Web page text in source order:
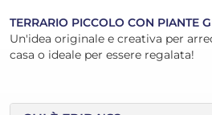
TERRARIO PICCOLO CON PIANTE
Un'idea originale e creativa per
casa o ideale per essere regalata!